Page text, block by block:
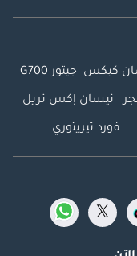
كيكس جيتور G700
نيسان إكس تريل
فورد تيريتوري